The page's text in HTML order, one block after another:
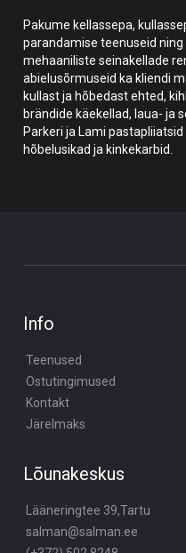
Pakume kellassepa,
parandamise teenuseid
mehaaniliste seinakellade
abielusõrmuseid ka kliendi
kullast ja hõbedast ehted,
brändide käekellad, laua- ja
Parkeri ja Lami
hõbelusikad ja kinkekarbid.
Info
Teenused
Ostutingimused
Kontakt
Järelmaks
Lõunakeskus
Lääneringtee 39,Tartu
salman@salman.ee